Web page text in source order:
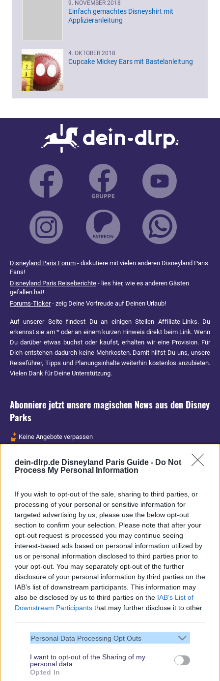
dein-dlrp.de Disneyland Paris Guide - Do Not
Process My Personal Information
If you wish to opt-out of the sale, sharing to third parties, or
processing of your personal or sensitive information for
targeted advertising by us, please use the below opt-out
section to confirm your selection. Please note that after your
opt-out request is processed you may continue seeing
interest-based ads based on personal information utilized by
us or personal information disclosed to third parties prior to
your opt-out. You may separately opt-out of the further
disclosure of your personal information by third parties on the
IAB’s list of downstream participants. This information may
also be disclosed by us to third parties on the IAB’s List of
Downstream Participants that may further disclose it to other
Personal Data Processing Opt Outs
I want to opt-out of the Sharing of my
personal data.
Opted In
9. NOVEMBER 2018
Einfach gemachtes Disneyshirt mit
Applizieranleitung
4. OKTOBER 2018
Cupcake Mickey Ears mit Bastelanleitung
Disneyland Paris Forum - diskutiere mit vielen anderen Disneyland Paris
Fans!
Disneyland Paris Reiseberichte - lies hier, wie es anderen Gästen
gefallen hat!
Forums-Ticker- zeig Deine Vorfreude auf Deinen Urlaub!
Auf unserer Seite findest Du an einigen Stellen Affiliate-Links. Du
erkennst sie am * oder an einem kurzen Hinweis direkt beim Link. Wenn
Du darüber etwas buchst oder kaufst, erhalten wir eine Provision. Für
Dich entstehen dadurch keine Mehrkosten. Damit hilfst Du uns, unsere
Reiseführer, Tipps und Planungsinhalte weiterhin kostenlos anzubieten.
Vielen Dank für Deine Unterstützung.
Abonniere jetzt unsere magischen News aus den Disney
Parks
Keine Angebote verpassen
Spannende Lesetipps
Vielen Dank,
dass Du unsere
Seite liest.
Schau regelmäßig